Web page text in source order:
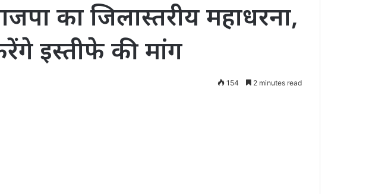
का जिलास्तरीय महाधरना,
इस्तीफे की मांग
154 2 minutes read